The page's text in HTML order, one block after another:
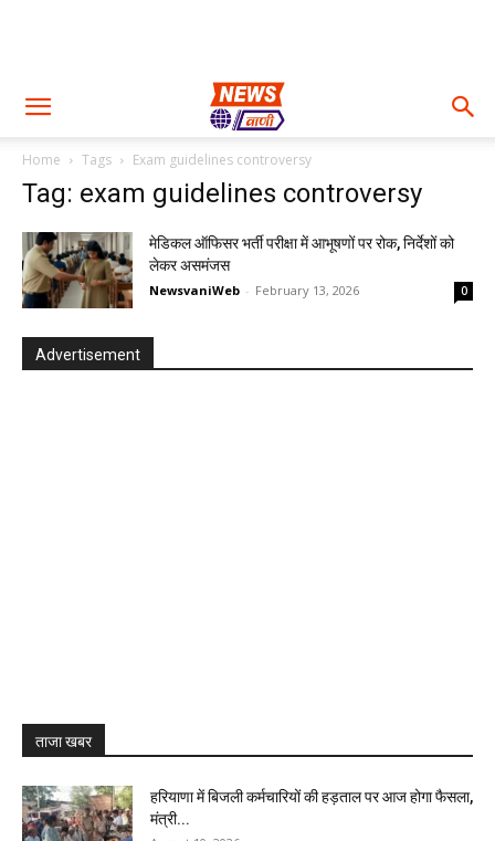
Home Tags Exam guidelines controversy
Tag: exam guidelines controversy
मेडिकल ऑफिसर भर्ती परीक्षा में आभूषणों पर रोक, निर्देशों को
लेकर असमंजस
NewsvaniWeb - February 13, 2026 0
Advertisement
ताजा खबर
हरियाणा में बिजली कर्मचारियों की हड़ताल पर आज होगा फैसला,
मंत्री...